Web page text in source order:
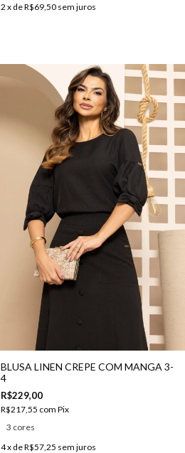
2 x deR$69,50 sem juros
BLUSA LINEN CREPE COM MANGA 3-
4
R$229,00
R$217,55 com Pix
3 cores
4x deR$57,25 sem juros